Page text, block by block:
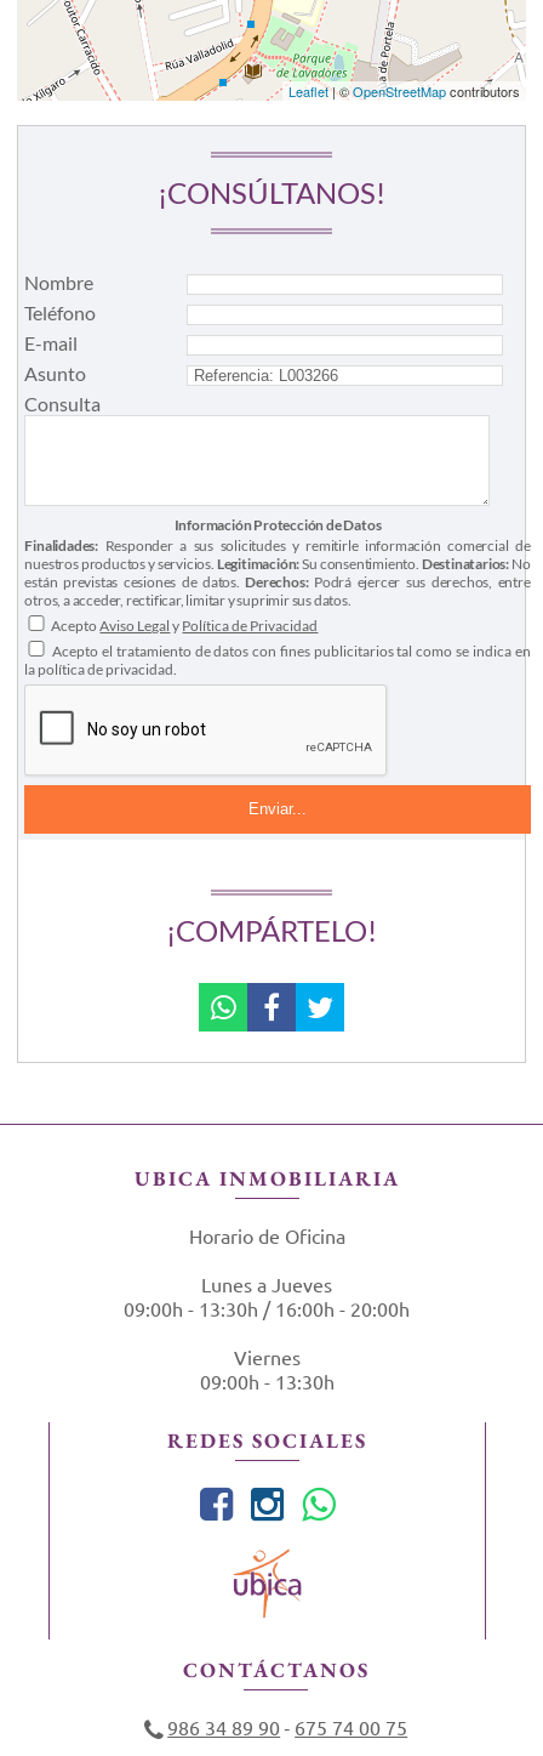
Leaflet| ©OpenStreetMapcontributors
¡COMPÁRTELO!
¡CONSÚLTANOS!
Nombre
Teléfono
E-mail
Asunto
Consulta
Información Protección de Datos
Finalidades: Responder a sus solicitudes y remitirle información comercial de
nuestros productos y servicios. Legitimación:Su consentimiento. Destinatarios:No
están previstas cesiones de datos. Derechos:Podrá ejercer sus derechos, entre
otros, a acceder, rectificar, limitar y suprimir sus datos.
AceptoAviso Legal y Política de Privacidad
Acepto el tratamiento de datos con fines publicitarios tal como se indica en
la política de privacidad.
UBICA INMOBILIARIA
Horario de Oficina
Lunes a Jueves
09:00h - 13:30h / 16:00h - 20:00h
Viernes
09:00h - 13:30h
REDES SOCIALES
CONTÁCTANOS
986 34 89 90- 675 74 00 75